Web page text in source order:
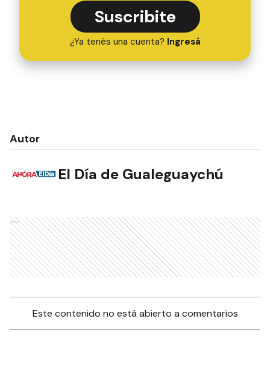
Suscribite
¿Ya tenés una cuenta? Ingresá
Autor
El Día de Gualeguaychú
Ads
Este contenido no está abierto a comentarios